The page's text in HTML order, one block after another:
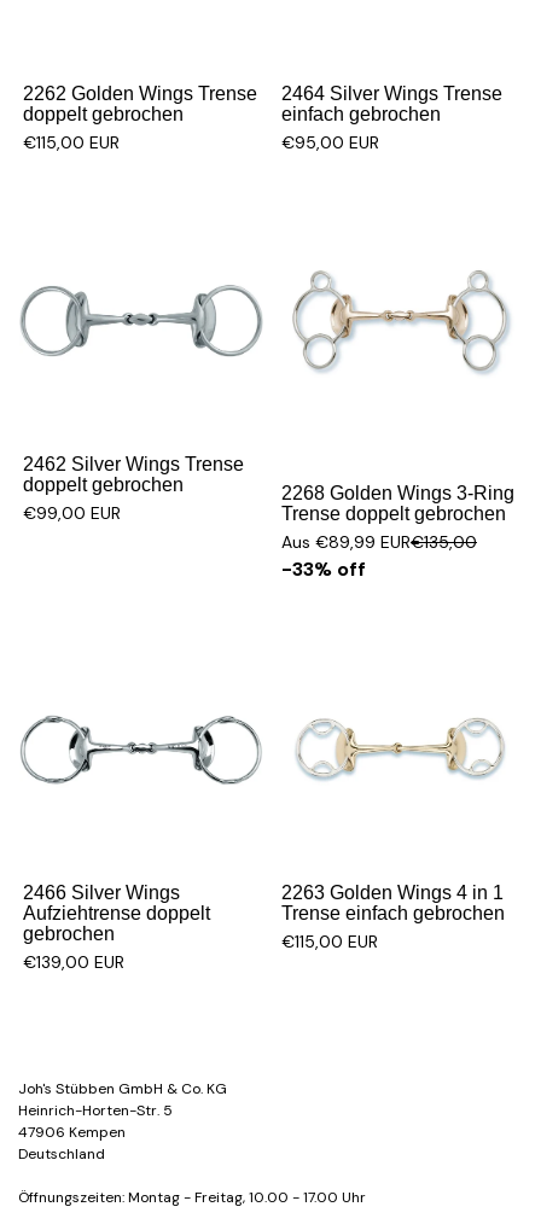
2262 Golden Wings Trense
doppelt gebrochen
€115,00 EUR
2464 Silver Wings Trense
einfach gebrochen
€95,00 EUR
2462 Silver Wings Trense
doppelt gebrochen
€99,00 EUR
2268 Golden Wings 3-Ring
Trense doppelt gebrochen
Aus €89,99 EUR€135,00
-33% off
2466 Silver Wings
Aufziehtrense doppelt
gebrochen
€139,00 EUR
2263 Golden Wings 4 in 1
Trense einfach gebrochen
€115,00 EUR
Joh's Stübben GmbH & Co. KG
Heinrich-Horten-Str. 5
47906 Kempen
Deutschland
Öffnungszeiten: Montag - Freitag, 10.00 - 17.00 Uhr